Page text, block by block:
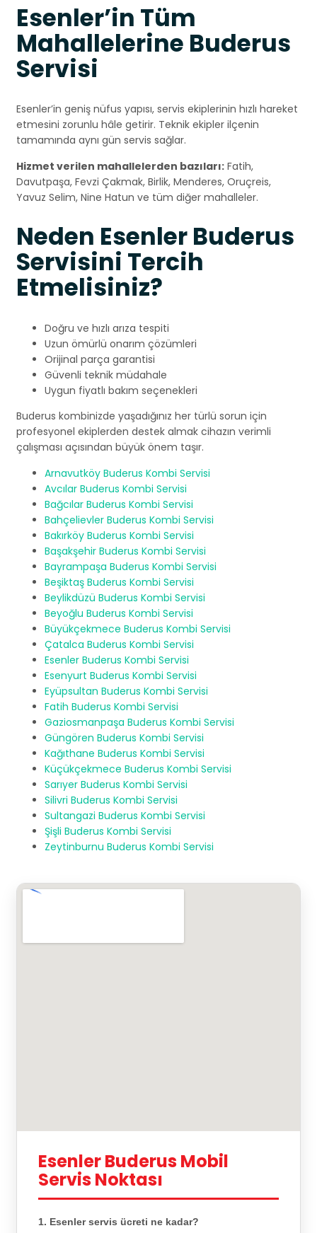
Esenler’in Tüm
Mahallelerine Buderus
Servisi
Esenler’in geniş nüfus yapısı, servis ekiplerinin hızlı hareket
etmesini zorunlu hâle getirir. Teknik ekipler ilçenin
tamamında aynı gün servis sağlar.
Hizmet verilen mahallelerden bazıları: Fatih,
Davutpaşa, Fevzi Çakmak, Birlik, Menderes, Oruçreis,
Yavuz Selim, Nine Hatun ve tüm diğer mahalleler.
Neden Esenler Buderus
Servisini Tercih
Etmelisiniz?
Doğru ve hızlı arıza tespiti
Uzun ömürlü onarım çözümleri
Orijinal parça garantisi
Güvenli teknik müdahale
Uygun fiyatlı bakım seçenekleri
Buderus kombinizde yaşadığınız her türlü sorun için
profesyonel ekiplerden destek almak cihazın verimli
çalışması açısından büyük önem taşır.
Arnavutköy Buderus Kombi Servisi
Avcılar Buderus Kombi Servisi
Bağcılar Buderus Kombi Servisi
Bahçelievler Buderus Kombi Servisi
Bakırköy Buderus Kombi Servisi
Başakşehir Buderus Kombi Servisi
Bayrampaşa Buderus Kombi Servisi
Beşiktaş Buderus Kombi Servisi
Beylikdüzü Buderus Kombi Servisi
Beyoğlu Buderus Kombi Servisi
Büyükçekmece Buderus Kombi Servisi
Çatalca Buderus Kombi Servisi
Esenler Buderus Kombi Servisi
Esenyurt Buderus Kombi Servisi
Eyüpsultan Buderus Kombi Servisi
Fatih Buderus Kombi Servisi
Gaziosmanpaşa Buderus Kombi Servisi
Güngören Buderus Kombi Servisi
Kağıthane Buderus Kombi Servisi
Küçükçekmece Buderus Kombi Servisi
Sarıyer Buderus Kombi Servisi
Silivri Buderus Kombi Servisi
Sultangazi Buderus Kombi Servisi
Şişli Buderus Kombi Servisi
Zeytinburnu Buderus Kombi Servisi
Esenler Buderus Mobil
Servis Noktası
1. Esenler servis ücreti ne kadar?